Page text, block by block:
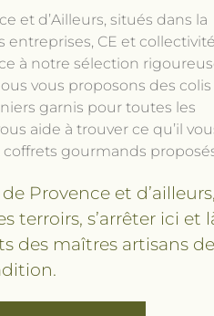
et d’Ailleurs, situés dans la
CE et
à notre sélection
vous proposons des colis
garnis pour toutes les
aide à trouver ce qu’il
gourmands
Provence et
terroirs, s’arrêter ici et
des maîtres artisans de